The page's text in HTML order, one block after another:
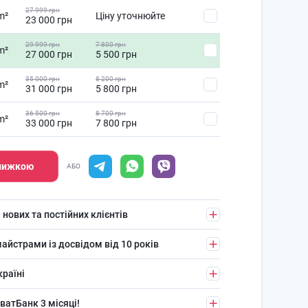
27 999 грн
23 000 грн Ціну уточнюйте
29 999 грн
27 000 грн
7 800 грн
5 500 грн
35 000 грн
31 000 грн
8 200 грн
5 800 грн
36 500 грн
33 000 грн
8 700 грн
7 800 грн
АБО
та постійних клієнтів
із досвідом від 10 років
3 місяці!